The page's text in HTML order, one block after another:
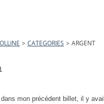
> CATEGORIES > ARGENT
mon précédent billet, il y